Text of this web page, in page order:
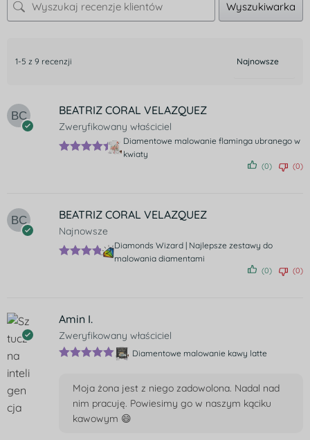
Wyszukiwarka
1-5 z 9 recenzji
BEATRIZ CORAL VELAZQUEZ
Zweryfikowany właściciel
Diamentowe malowanie flaminga ubranego w
kwiaty
(0) (0)
BEATRIZ CORAL VELAZQUEZ
Najnowsze
Diamonds Wizard | Najlepsze zestawy do
malowania diamentami
(0) (0)
Amin I.
Zweryfikowany właściciel
Diamentowe malowanie kawy latte
Moja żona jest z niego zadowolona. Nadal nad
nim pracuję. Powiesimy go w naszym kąciku
kawowym 😄